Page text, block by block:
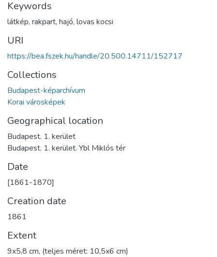
Keywords
látkép, rakpart, hajó, lovas kocsi
URI
https://bea.fszek.hu/handle/20.500.14711/152717
Collections
Budapest-képarchívum
Korai városképek
Geographical location
Budapest. 1. kerület
Budapest. 1. kerület. Ybl Miklós tér
Date
[1861-1870]
Creation date
1861
Extent
9x5,8 cm, (teljes méret: 10,5x6 cm)